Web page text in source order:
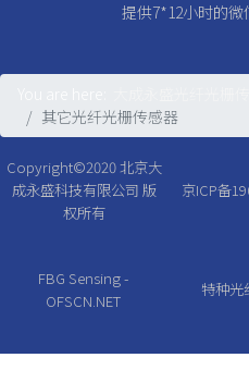
提供7*12小时的微
其它光纤光栅传感器
Copyright©2020北京大
成永盛科技有限公司 版
权所有
京ICP备
FBG Sensing -
OFSCN.NET
特种光